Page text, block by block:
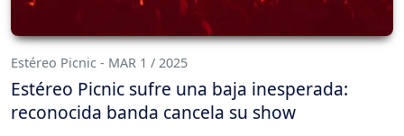
Estéreo Picnic - MAR 1 / 2025
Estéreo Picnic sufre una baja inesperada:
reconocida banda cancela su show